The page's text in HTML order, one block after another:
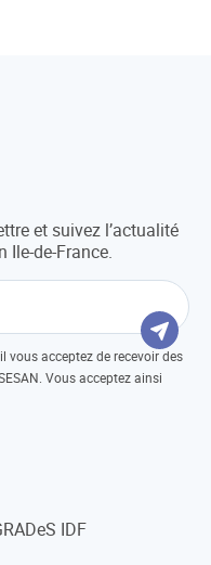
et suivez l’actualité
Ile-de-France.
vous acceptez de recevoir des
Vous acceptez ainsi
IDF